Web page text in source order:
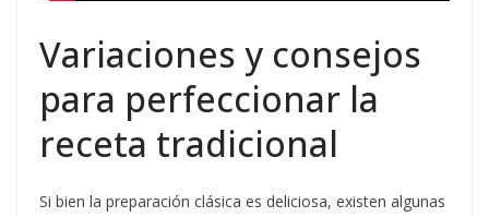
Variaciones y consejos
para perfeccionar la
receta tradicional
Si bien la preparación clásica es deliciosa, existen algunas